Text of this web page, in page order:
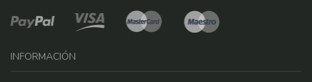
INFORMACIÓN